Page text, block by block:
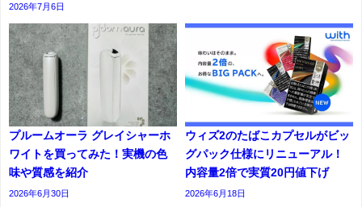
2026年7月6日
プルームオーラ グレイシャーホ
ワイトを買ってみた！実機の色
味や質感を紹介
2026年6月30日
ウィズ2のたばこカプセルがビッ
グパック仕様にリニューアル！
内容量2倍で実質20円値下げ
2026年6月18日